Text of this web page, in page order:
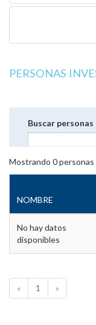
PERSONAS
Buscar personas
Mostrando 0
NOMBRE
No hay datos
disponibles
« 1 »